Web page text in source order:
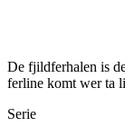
De fjildferhalen is
ferline komt wer ta
Serie